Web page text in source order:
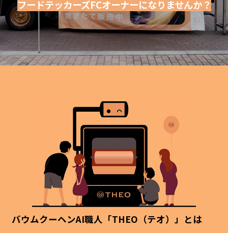
フードテッカーズFCオーナーになりませんか？
バウムクーヘンAI職人「THEO（テオ）」とは